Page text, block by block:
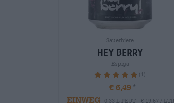
Sauerbiere
hey berry
Espiga
100% (1)
€ 6,49
EINWEG
0,33 L PEUT - € 19,67 / LTR